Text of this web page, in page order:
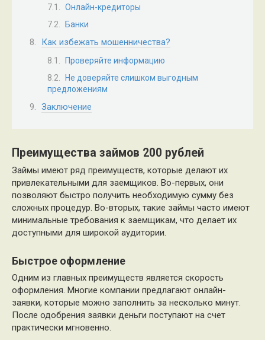
Онлайн-кредиторы
Банки
Как избежать мошенничества?
Проверяйте информацию
Не доверяйте слишком выгодным
предложениям
Заключение
Преимущества займов 200 рублей
Займы имеют ряд преимуществ, которые делают их
привлекательными для заемщиков. Во-первых, они
позволяют быстро получить необходимую сумму без
сложных процедур. Во-вторых, такие займы часто имеют
минимальные требования к заемщикам, что делает их
доступными для широкой аудитории.
Быстрое оформление
Одним из главных преимуществ является скорость
оформления. Многие компании предлагают онлайн-
заявки, которые можно заполнить за несколько минут.
После одобрения заявки деньги поступают на счет
практически мгновенно.